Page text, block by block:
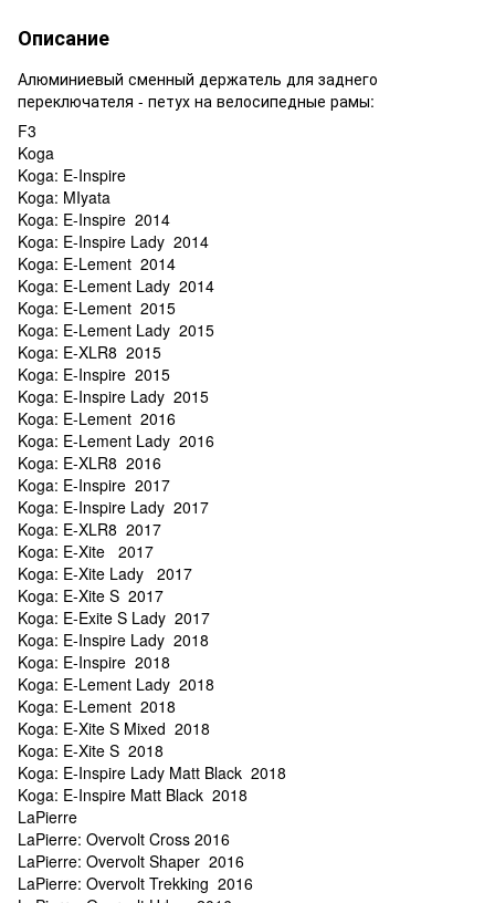
Описание
Алюминиевый сменный держатель для заднего
переключателя - петух на велосипедные рамы:
F3
Koga
Koga: E-Inspire
Koga: MIyata
Koga: E-Inspire 2014
Koga: E-Inspire Lady 2014
Koga: E-Lement 2014
Koga: E-Lement Lady 2014
Koga: E-Lement 2015
Koga: E-Lement Lady 2015
Koga: E-XLR8 2015
Koga: E-Inspire 2015
Koga: E-Inspire Lady 2015
Koga: E-Lement 2016
Koga: E-Lement Lady 2016
Koga: E-XLR8 2016
Koga: E-Inspire 2017
Koga: E-Inspire Lady 2017
Koga: E-XLR8 2017
Koga: E-Xite 2017
Koga: E-Xite Lady 2017
Koga: E-Xite S 2017
Koga: E-Exite S Lady 2017
Koga: E-Inspire Lady 2018
Koga: E-Inspire 2018
Koga: E-Lement Lady 2018
Koga: E-Lement 2018
Koga: E-Xite S Mixed 2018
Koga: E-Xite S 2018
Koga: E-Inspire Lady Matt Black 2018
Koga: E-Inspire Matt Black 2018
LaPierre
LaPierre: Overvolt Cross 2016
LaPierre: Overvolt Shaper 2016
LaPierre: Overvolt Trekking 2016